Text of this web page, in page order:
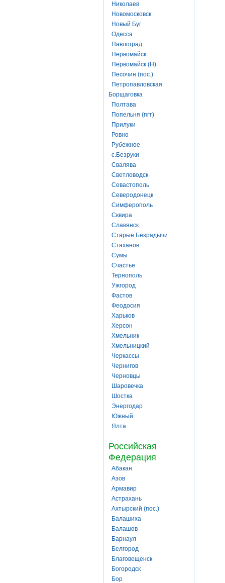
Николаев
Новомосковск
Новый Буг
Одесса
Павлоград
Первомайск
Первомайск (Н)
Песочин (пос.)
Петропавловская
Борщаговка
Полтава
Попельня (пгт)
Прилуки
Ровно
Рубежное
с.Безруки
Свалява
Светловодск
Севастополь
Северодонецк
Симферополь
Сквира
Славянск
Старые Безрадычи
Стаханов
Сумы
Счастье
Тернополь
Ужгород
Фастов
Феодосия
Харьков
Херсон
Хмельник
Хмельницкий
Черкассы
Чернигов
Черновцы
Шаровечка
Шостка
Энергодар
Южный
Ялта
Российская
Федерация
Абакан
Азов
Армавир
Астрахань
Ахтырский (пос.)
Балашиха
Балашов
Барнаул
Белгород
Благовещенск
Богородск
Бор